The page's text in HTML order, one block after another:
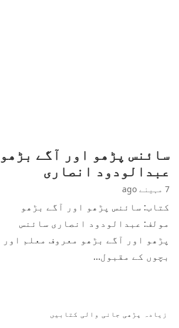
سائنس پڑھو اور آگے
عبدالودود انصاری
7 مہینے ago
کتاب: سائنس پڑھو اور آگے بڑھو
مولف: عبدالودود انصاری سائنس
پڑھو اور آگے بڑھو معروف معلم اور
بچوں کے مقبول…
زیادہ پڑھی جانی والی کتابیں